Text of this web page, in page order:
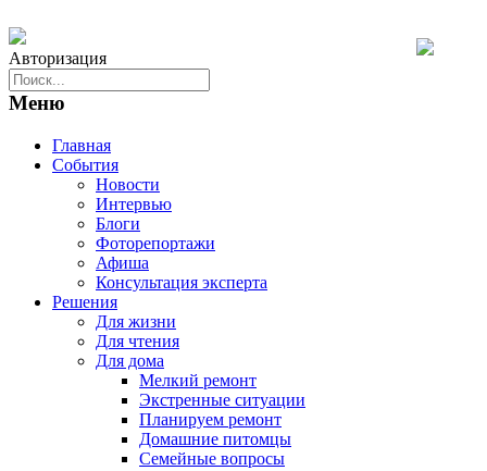
Авторизация
Меню
Главная
События
Новости
Интервью
Блоги
Фоторепортажи
Афиша
Консультация эксперта
Решения
Для жизни
Для чтения
Для дома
Мелкий ремонт
Экстренные ситуации
Планируем ремонт
Домашние питомцы
Семейные вопросы